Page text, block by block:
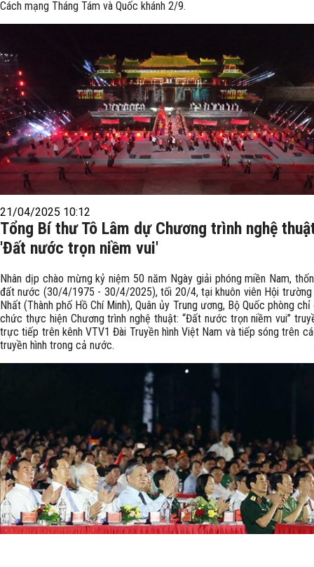
Cách mạng Tháng Tám và Quốc khánh 2/9.
21/04/2025 10:12
Tổng Bí thư Tô Lâm dự Chương trình nghệ
'Đất nước trọn niềm vui'
Nhân dịp chào mừng kỷ niệm 50 năm Ngày giải phóng miền Nam,
đất nước (30/4/1975 - 30/4/2025), tối 20/4, tại khuôn viên Hội trường
Nhất (Thành phố Hồ Chí Minh), Quân ủy Trung ương, Bộ Quốc phòng
chức thực hiện Chương trình nghệ thuật: “Đất nước trọn niềm vui”
trực tiếp trên kênh VTV1 Đài Truyền hình Việt Nam và tiếp sóng trên
truyền hình trong cả nước.